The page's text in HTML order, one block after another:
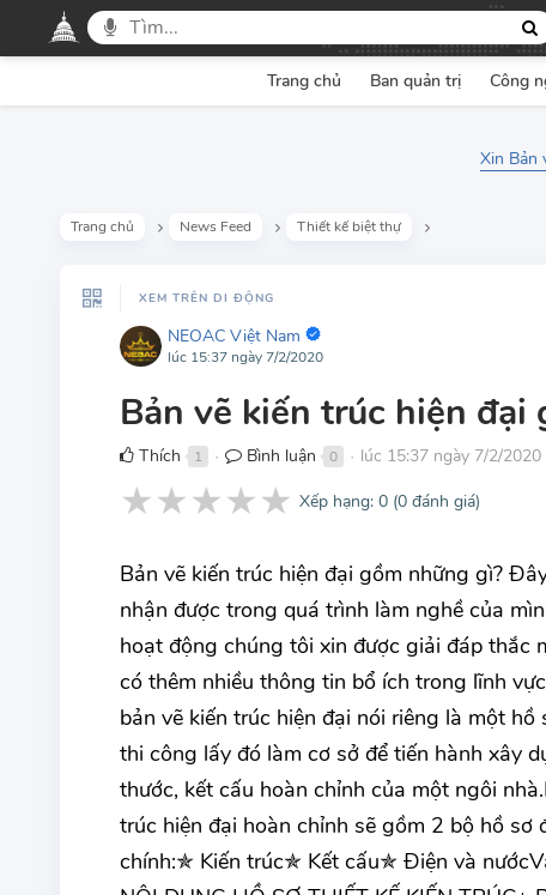
Trang chủ Ban quản trị Công
Xin Bản
Trang chủ News Feed Thiết kế biệt thự
XEM TRÊN DI ĐỘNG
NEOAC Việt Nam
lúc 15:37 ngày 7/2/2020
Bản vẽ kiến trúc hiện đại
Thích 1 ● Bình luận 0 ● lúc 15:37 ngày 7/2/2020
★★★★★ Xếp hạng: 0 (0đánh giá)
Bản vẽ kiến trúc hiện đại gồm những gì?
nhận được trong quá trình làm nghề của
hoạt động chúng tôi xin được giải đáp thắc
có thêm nhiều thông tin bổ ích trong lĩnh
bản vẽ kiến trúc hiện đại nói riêng là một
thi công lấy đó làm cơ sở để tiến hành xây
thước, kết cấu hoàn chỉnh của một ngôi
trúc hiện đại hoàn chỉnh sẽ gồm 2 bộ hồ
chính:✯ Kiến trúc✯ Kết cấu✯ Điện và